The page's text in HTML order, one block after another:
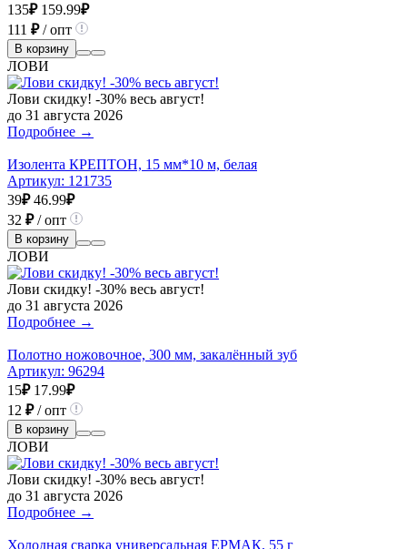
135₽ 159.99₽
111 ₽/ опт
В корзину
ЛОВИ
Лови скидку! -30% весь август!
до 31 августа 2026
Подробнее →
Изолента КРЕПТОН, 15 мм*10 м, белая
Артикул: 121735
39₽ 46.99₽
32 ₽/ опт
В корзину
ЛОВИ
Лови скидку! -30% весь август!
до 31 августа 2026
Подробнее →
Полотно ножовочное, 300 мм, закалённый зуб
Артикул: 96294
15₽ 17.99₽
12 ₽/ опт
В корзину
ЛОВИ
Лови скидку! -30% весь август!
до 31 августа 2026
Подробнее →
Холодная сварка универсальная ЕРМАК, 55 г